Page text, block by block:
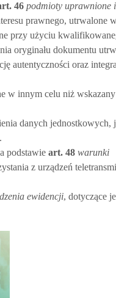
46 podmioty uprawnione
prawnego, utrwalone
przy użyciu
oryginału dokumentu
autentyczności oraz
w innym celu niż
danych jednostkowych,
.
podstawie art. 48 warunki
z urządzeń
ewidencji, dotyczące